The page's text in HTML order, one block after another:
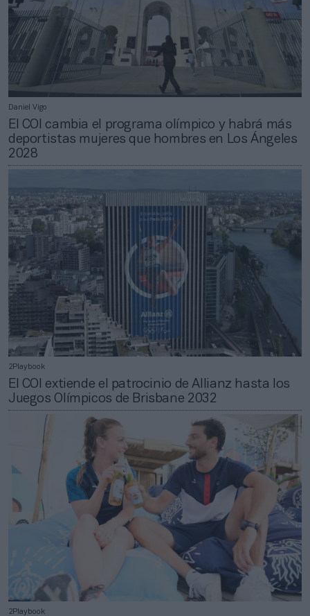
Daniel Vigo
El COI cambia el programa olímpico y habrá más
deportistas mujeres que hombres en Los Ángeles
2028
2Playbook
El COI extiende el patrocinio de Allianz hasta los
Juegos Olímpicos de Brisbane 2032
2Playbook